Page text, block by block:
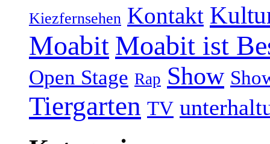
Kiezfernsehen Kontakt
Moabit Moabit ist
Open Stage Rap Show
Tiergarten TV